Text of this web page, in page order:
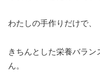
わたしの手作りだけで、
きちんとした栄養バラ
ん。